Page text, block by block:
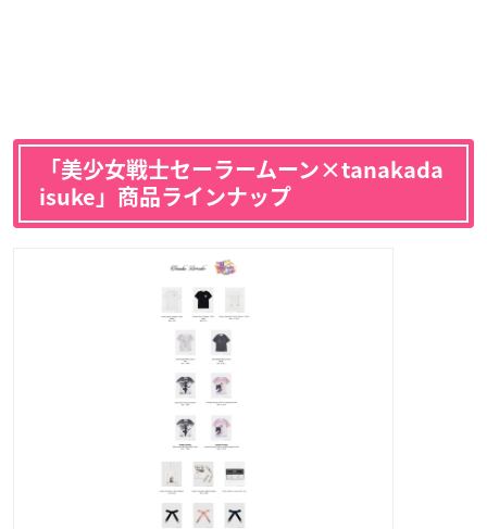
「美少女戦士セーラームーン×tanakada
isuke」商品ラインナップ